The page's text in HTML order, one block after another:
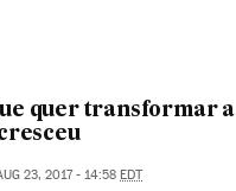
quer transformar a
23, 2017 - 14:58 EDT